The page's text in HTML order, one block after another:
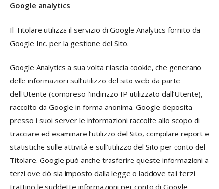
Google analytics
Il Titolare utilizza il servizio di Google Analytics fornito da
Google Inc. per la gestione del Sito.
Google Analytics a sua volta rilascia cookie, che generano
delle informazioni sull’utilizzo del sito web da parte
dell’Utente (compreso l’indirizzo IP utilizzato dall’Utente),
raccolto da Google in forma anonima. Google deposita
presso i suoi server le informazioni raccolte allo scopo di
tracciare ed esaminare l’utilizzo del Sito, compilare report e
statistiche sulle attività e sull’utilizzo del Sito per conto del
Titolare. Google può anche trasferire queste informazioni a
terzi ove ciò sia imposto dalla legge o laddove tali terzi
trattino le suddette informazioni per conto di Google.